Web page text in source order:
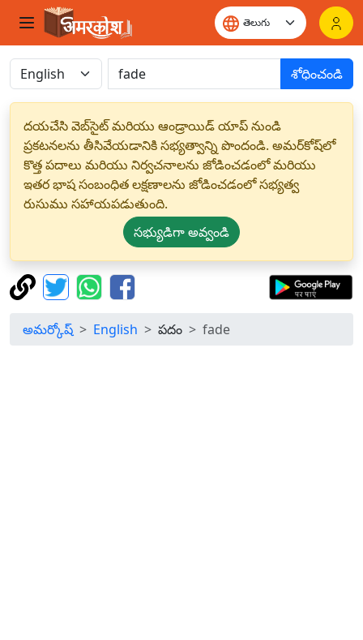
శోధించండి
దయచేసి వెబ్‌సైట్ మరియు ఆండ్రాయిడ్ యాప్ నుండి
ప్రకటనలను తీసివేయడానికి సభ్యత్వాన్ని పొందండి. అమర్‌కోష్‌లో
కొత్త పదాలు మరియు నిర్వచనాలను జోడించడంలో మరియు
ఇతర భాష సంబంధిత లక్షణాలను జోడించడంలో సభ్యత్వ
రుసుము సహాయపడుతుంది.
సభ్యుడిగా అవ్వండి
అమర్కోష్ English పదం fade